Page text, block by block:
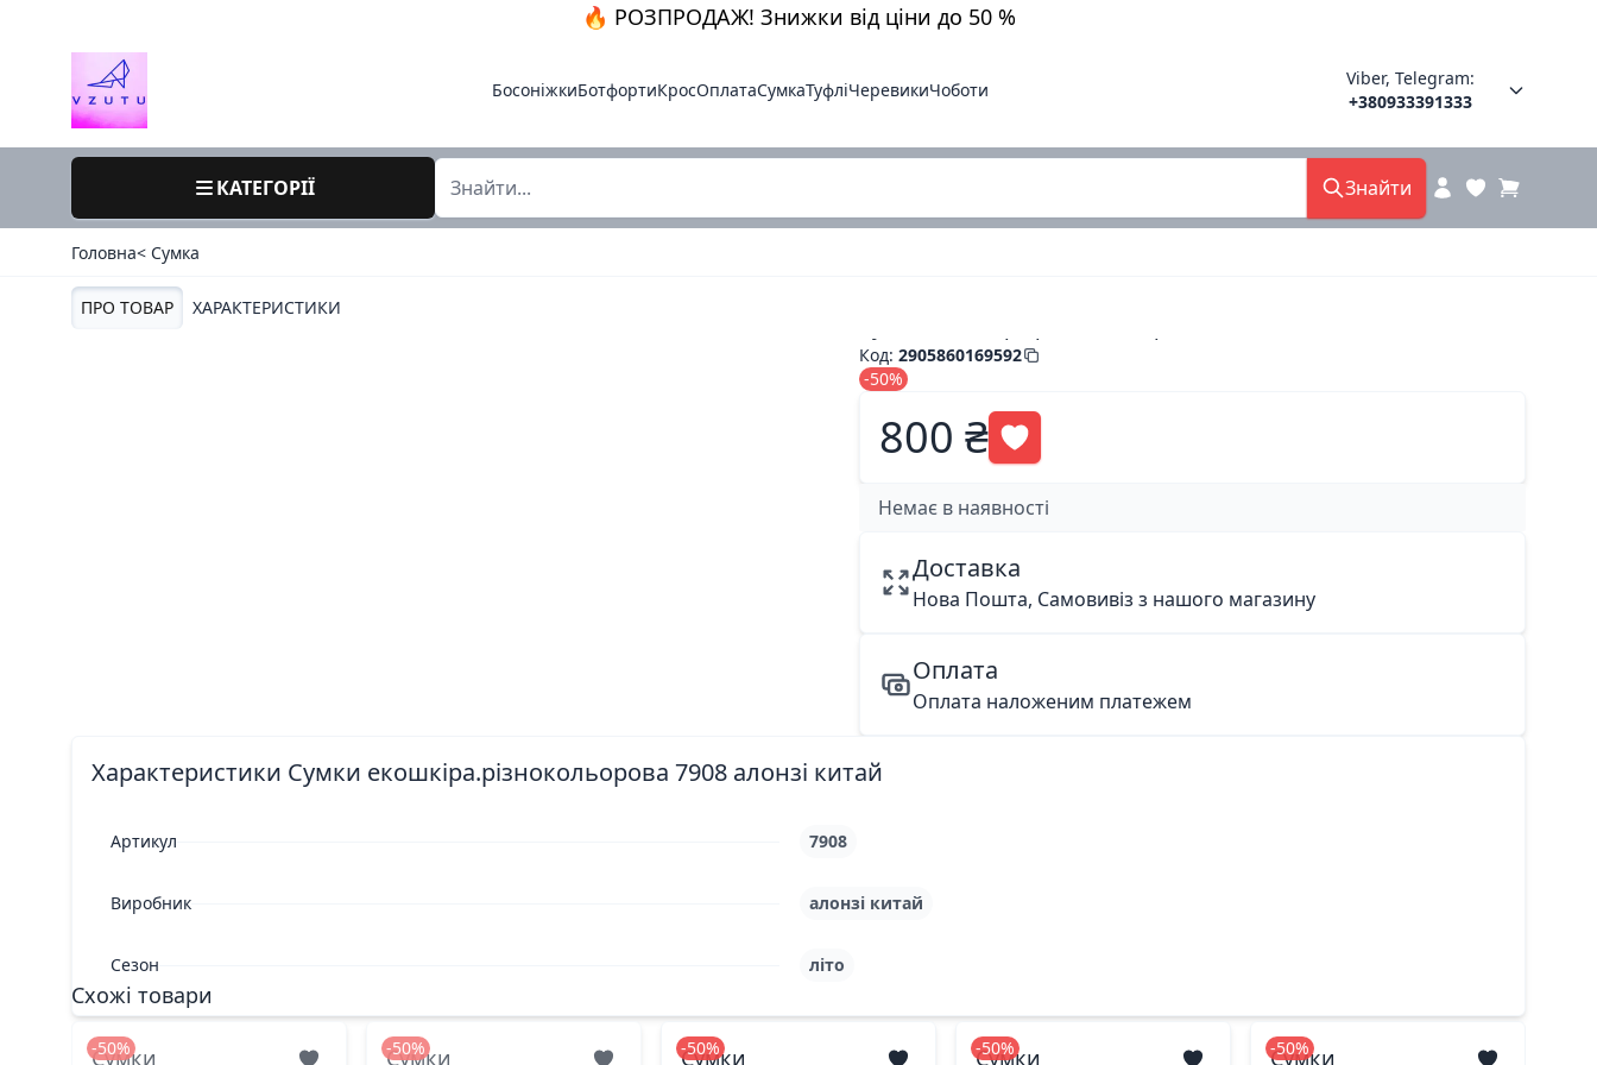
🔥 РОЗПРОДАЖ! Знижки від ціни до 50 %
БосоніжкиБотфортиКросОплатаСумкаТуфліЧеревикиЧоботи
Viber, Telegram:
+380933391333
КАТЕГОРІЇ Знайти
Головна< Cумка
ПРО ТОВАР ХАРАКТЕРИСТИКИ
7908 / алонзі китай / літо
Код:2905860169592
-50%
800 ₴
Немає в наявності
Доставка
Нова Пошта, Самовивіз з нашого магазину
Оплата
Оплата наложеним платежем
Характеристики Сумки екошкіра.різнокольорова 7908 алонзі китай
Артикул 7908
Виробник алонзі китай
Сезон літо
Схожі товари
-50%
Сумки
-50%
Сумки
-50%
Сумки
-50%
Сумки
-50%
Сумки